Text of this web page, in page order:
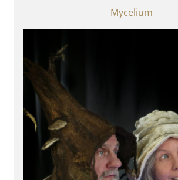
Mycelium